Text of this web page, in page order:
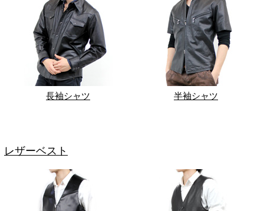
長袖シャツ 半袖シャツ
レザーベスト